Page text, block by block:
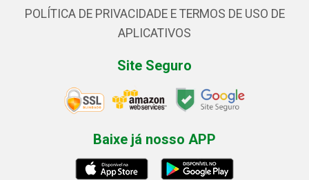
POLÍTICA DE PRIVACIDADE E TERMOS DE USO DE
APLICATIVOS
Site Seguro
Baixe já nosso APP